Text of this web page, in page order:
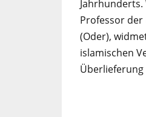
Professor
(Oder),
islamischen
Überlieferung